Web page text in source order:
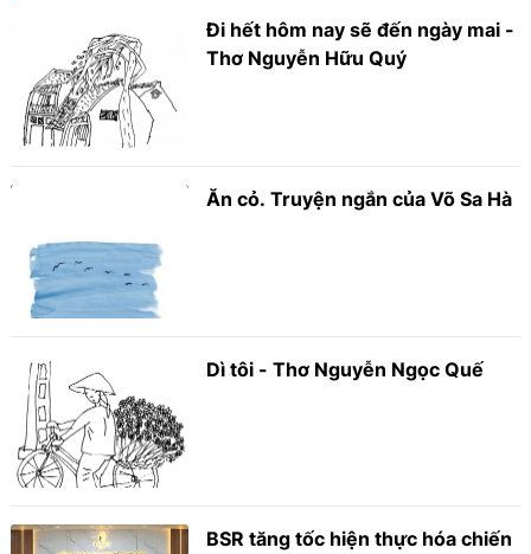
Đi hết hôm nay sẽ đến ngày mai -
Thơ Nguyễn Hữu Quý
Ăn cỏ. Truyện ngắn của Võ Sa Hà
Dì tôi - Thơ Nguyễn Ngọc Quế
BSR tăng tốc hiện thực hóa chiến